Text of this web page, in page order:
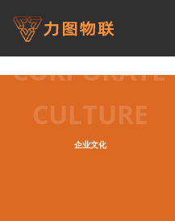
企业文化
CORPORATE-
CULTURE